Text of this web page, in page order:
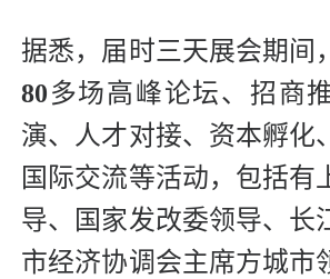
据悉，届时三天展会期间
80多场高峰论坛、招商
演、人才对接、资本孵化
国际交流等活动，包括有
导、国家发改委领导、长
市经济协调会主席方城市